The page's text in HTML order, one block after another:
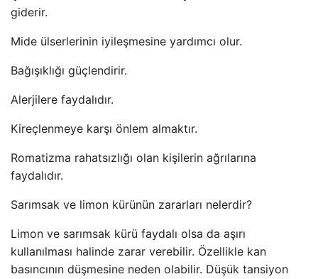
giderir.
Mide ülserlerinin iyileşmesine yardımcı olur.
Bağışıklığı güçlendirir.
Alerjilere faydalıdır.
Kireçlenmeye karşı önlem almaktır.
Romatizma rahatsızlığı olan kişilerin ağrılarına
faydalıdır.
Sarımsak ve limon kürünün zararları nelerdir?
Limon ve sarımsak kürü faydalı olsa da aşırı
kullanılması halinde zarar verebilir. Özellikle kan
basıncının düşmesine neden olabilir. Düşük tansiyon